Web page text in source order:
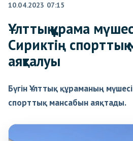
10.04.2023 07:15
Ұлттық құрама
Сириктің
аяқталуы
Бүгін Ұлттық құраманың
спорттық мансабын аяқтады.